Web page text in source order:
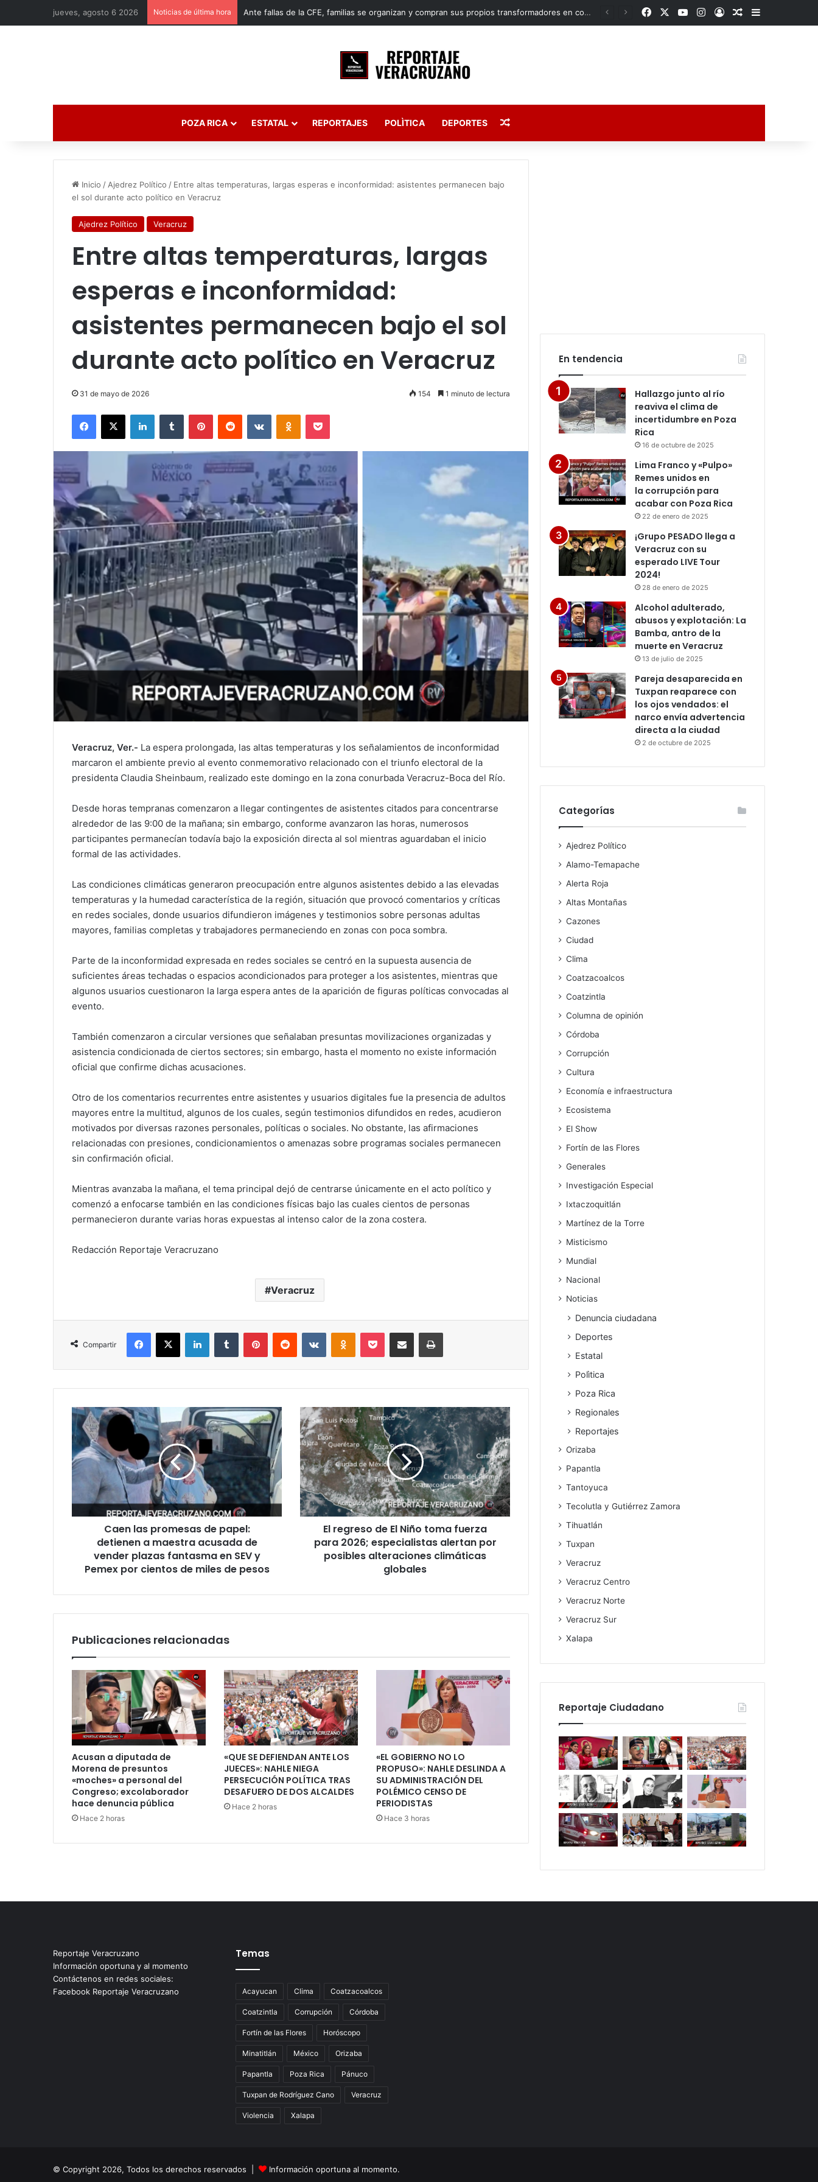
jueves, agosto 6 2026 Noticias de última hora Ante fallas de la CFE, familias se organizan y compran sus propios transformadores en comunidades de Veracruz FacebookYouTubeInstagram
AccesoPublicación al
Barra lateral
POZA RICA ESTATAL REPORTAJES POLÌTICA DEPORTES Publicación al azar
Inicio / Ajedrez Político / Entre altas temperaturas, largas esperas e inconformidad: asistentes permanecen bajo
el sol durante acto político en Veracruz
Ajedrez Político Veracruz
Entre altas temperaturas, largas
esperas e inconformidad:
asistentes permanecen bajo el sol
durante acto político en Veracruz
31 de mayo de 2026 154 1 minuto de lectura
Facebook
X LinkedInTumblr PinterestReddit VKontakteOdnoklassniki
Pocket
Veracruz, Ver.- La espera prolongada, las altas temperaturas y los señalamientos de inconformidad
marcaron el ambiente previo al evento conmemorativo relacionado con el triunfo electoral de la
presidenta Claudia Sheinbaum, realizado este domingo en la zona conurbada Veracruz-Boca del Río.
Desde horas tempranas comenzaron a llegar contingentes de asistentes citados para concentrarse
alrededor de las 9:00 de la mañana; sin embargo, conforme avanzaron las horas, numerosos
participantes permanecían todavía bajo la exposición directa al sol mientras aguardaban el inicio
formal de las actividades.
Las condiciones climáticas generaron preocupación entre algunos asistentes debido a las elevadas
temperaturas y la humedad característica de la región, situación que provocó comentarios y críticas
en redes sociales, donde usuarios difundieron imágenes y testimonios sobre personas adultas
mayores, familias completas y trabajadores permaneciendo en zonas con poca sombra.
Parte de la inconformidad expresada en redes sociales se centró en la supuesta ausencia de
suficientes áreas techadas o espacios acondicionados para proteger a los asistentes, mientras que
algunos usuarios cuestionaron la larga espera antes de la aparición de figuras políticas convocadas al
evento.
También comenzaron a circular versiones que señalaban presuntas movilizaciones organizadas y
asistencia condicionada de ciertos sectores; sin embargo, hasta el momento no existe información
oficial que confirme dichas acusaciones.
Otro de los comentarios recurrentes entre asistentes y usuarios digitales fue la presencia de adultos
mayores entre la multitud, algunos de los cuales, según testimonios difundidos en redes, acudieron
motivados por diversas razones personales, políticas o sociales. No obstante, las afirmaciones
relacionadas con presiones, condicionamientos o amenazas sobre programas sociales permanecen
sin confirmación oficial.
Mientras avanzaba la mañana, el tema principal dejó de centrarse únicamente en el acto político y
comenzó a enfocarse también en las condiciones físicas bajo las cuales cientos de personas
permanecieron durante varias horas expuestas al intenso calor de la zona costera.
Redacción Reportaje Veracruzano
Veracruz
Compartir
Facebook
X LinkedInTumblr PinterestReddit VKontakteOdnoklassniki
Pocket Compartir por correo electrónicoImprimir
Caen
las
promesas
de
papel:
detienen
maestra
acusada
vender
plazas
fantasma
Pemex
cientos
de
miles
pesos
Caen las promesas de papel:
detienen a maestra acusada de
vender plazas fantasma en SEV y
Pemex por cientos de miles de pesos
El
regreso
de
El
Niño
toma
fuerza
para
2026;
especialistas
alertan
El regreso de El Niño toma fuerza
para 2026; especialistas alertan por
posibles alteraciones climáticas
globales
Publicaciones relacionadas
Acusan a diputada de
Morena de presuntos
«moches» a personal del
Congreso; excolaborador
hace denuncia pública
Hace 2 horas
«QUE SE DEFIENDAN ANTE LOS
JUECES»: NAHLE NIEGA
PERSECUCIÓN POLÍTICA TRAS
DESAFUERO DE DOS ALCALDES
Hace 2 horas
«EL GOBIERNO NO LO
PROPUSO»: NAHLE DESLINDA A
SU ADMINISTRACIÓN DEL
POLÉMICO CENSO DE
PERIODISTAS
Hace 3 horas
En tendencia
Hallazgo junto al río
reaviva el clima de
incertidumbre en Poza
Rica
16 de octubre de 2025
Lima Franco y «Pulpo»
Remes unidos en
la corrupción para
acabar con Poza Rica
22 de enero de 2025
¡Grupo PESADO llega a
Veracruz con su
esperado LIVE Tour
2024!
28 de enero de 2025
Alcohol adulterado,
abusos y explotación: La
Bamba, antro de la
muerte en Veracruz
13 de julio de 2025
Pareja desaparecida en
Tuxpan reaparece con
los ojos vendados: el
narco envía advertencia
directa a la ciudad
2 de octubre de 2025
Categorías
Ajedrez Político
Alamo-Temapache
Alerta Roja
Altas Montañas
Cazones
Ciudad
Clima
Coatzacoalcos
Coatzintla
Columna de opinión
Córdoba
Corrupción
Cultura
Economía e infraestructura
Ecosistema
El Show
Fortín de las Flores
Generales
Investigación Especial
Ixtaczoquitlán
Martínez de la Torre
Misticismo
Mundial
Nacional
Noticias
Denuncia ciudadana
Deportes
Estatal
Polìtica
Poza Rica
Regionales
Reportajes
Orizaba
Papantla
Tantoyuca
Tecolutla y Gutiérrez Zamora
Tihuatlán
Tuxpan
Veracruz
Veracruz Centro
Veracruz Norte
Veracruz Sur
Xalapa
Reportaje Ciudadano
Reportaje Veracruzano
Información oportuna y al momento
Contáctenos en redes sociales:
Facebook Reportaje Veracruzano
Temas
Acayucan Clima Coatzacoalcos
Coatzintla Corrupción Córdoba
Fortín de las Flores Horóscopo
Minatitlán México Orizaba
Papantla Poza Rica Pánuco
Tuxpan de Rodríguez Cano Veracruz
Violencia Xalapa
© Copyright 2026, Todos los derechos reservados | Información oportuna al momento.